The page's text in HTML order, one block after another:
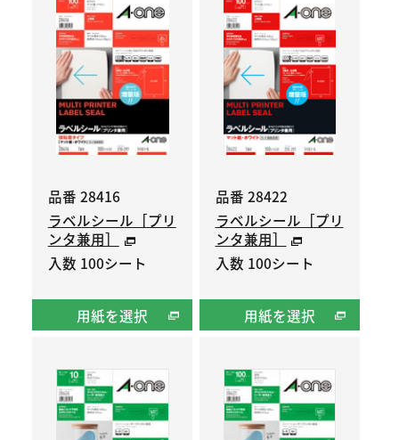
品番 28416
ラベルシール［プリ
ンタ兼用］
入数 100シート
用紙を選択
品番 28422
ラベルシール［プリ
ンタ兼用］
入数 100シート
用紙を選択